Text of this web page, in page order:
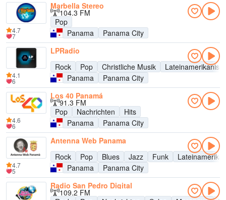
Marbella Stereo
104.3 FM
Pop
Panama
Panama City
4.7
7
LPRadio
Rock
Pop Christliche Musik
Panama
Panama City
4.1
6
Los 40 Panamá
91.3 FM
Pop
Nachrichten
Hits
Panama
Panama City
4.6
6
Antenna Web Panama
Rock
Pop Blues Jazz Funk
Panama
Panama City
4.7
5
Radio San Pedro Digital
109.2 FM